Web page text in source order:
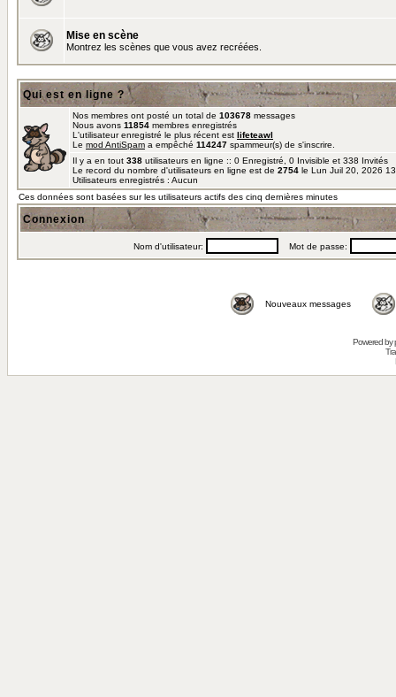
Mise en scène
Montrez les scènes que vous avez recréées.
Qui est en ligne ?
Nos membres ont posté un total de 103678 messages
Nous avons 11854 membres enregistrés
L'utilisateur enregistré le plus récent est lifeteawl
Le mod AntiSpam a empêché 114247 spammeur(s) de s'inscrire.
Il y a en tout 338 utilisateurs en ligne :: 0 Enregistré, 0 Invisible et 338
Le record du nombre d'utilisateurs en ligne est de 2754 le Lun Juil 20, 2026
Utilisateurs enregistrés : Aucun
Ces données sont basées sur les utilisateurs actifs des cinq dernières minutes
Connexion
Nom d'utilisateur: Mot de passe:
Nouveaux messages
Powered by